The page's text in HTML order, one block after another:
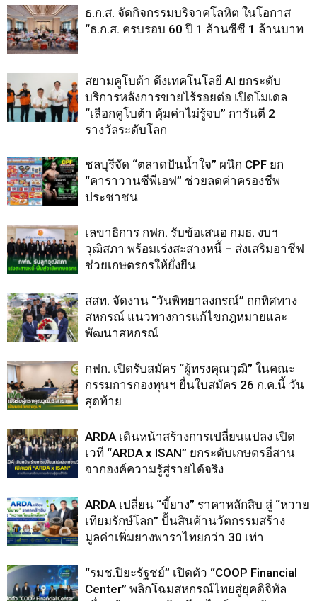
ธ.ก.ส. จัดกิจกรรมบริจาคโลหิต ในโอกาส
“ธ.ก.ส. ครบรอบ 60 ปี 1 ล้านซีซี 1 ล้านบาท
สยามคูโบต้า ดึงเทคโนโลยี AI ยกระดับ
บริการหลังการขายไร้รอยต่อ เปิดโมเดล
“เลือกคูโบต้า คุ้มค่าไม่รู้จบ” การันตี 2
รางวัลระดับโลก
ชลบุรีจัด “ตลาดปันน้ำใจ” ผนึก CPF ยก
“คาราวานซีพีเอฟ” ช่วยลดค่าครองชีพ
ประชาชน
เลขาธิการ กฟก. รับข้อเสนอ กมธ. งบฯ
วุฒิสภา พร้อมเร่งสะสางหนี้ – ส่งเสริมอาชีฟ
ช่วยเกษตรกรให้ยั่งยืน
สสท. จัดงาน “วันพิทยาลงกรณ์” ถกทิศทาง
สหกรณ์ แนวทางการแก้ไขกฎหมายและ
พัฒนาสหกรณ์
กฟก. เปิดรับสมัคร “ผู้ทรงคุณวุฒิ” ในคณะ
กรรมการกองทุนฯ ยื่นใบสมัคร 26 ก.ค.นี้ วัน
สุดท้าย
ARDA เดินหน้าสร้างการเปลี่ยนแปลง เปิด
เวที “ARDA x ISAN” ยกระดับเกษตรอีสาน
จากองค์ความรู้สู่รายได้จริง
ARDA เปลี่ยน “ขี้ยาง” ราคาหลักสิบ สู่ “หวาย
เทียมรักษ์โลก” ปั้นสินค้านวัตกรรมสร้าง
มูลค่าเพิ่มยางพาราไทยกว่า 30 เท่า
“รมช.ปิยะรัฐชย์” เปิดตัว “COOP Financial
Center” พลิกโฉมสหกรณ์ไทยสู่ยุคดิจิทัล